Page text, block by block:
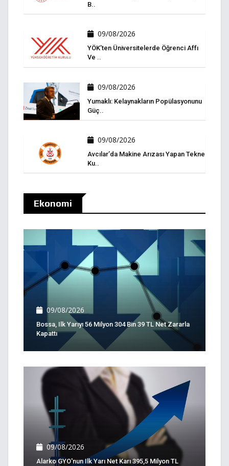
B..
09/08/2026
YÖK’ten Üniversitelerde Öğrenci Affı
Ve ..
09/08/2026
Yumaklı: Kelaynakların Popülasyonunu
Güç..
09/08/2026
Avcılar’da Makine Arızası Yapan Tekne
Ku..
Ekonomi
09/08/2026
Bossa, Ilk Yarıyı 56 Milyon 304 Bin 39 TL Net Zararla
Kapattı
09/08/2026
Alarko GYO'nun Ilk Yarı Net Karı 395,5 Milyon TL